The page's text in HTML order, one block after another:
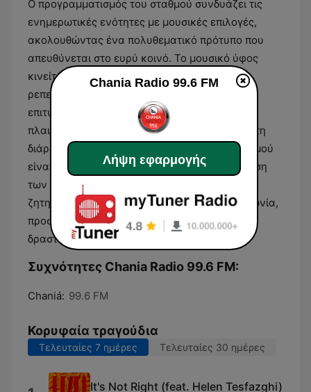
Ο προγραμματισμός του σταθμού συνδυάζει τις
ενημερωτικές ενότητες με μουσικές επιλογές,
ακολουθώντας ένα πολυθεματικό πρότυπο που
απευθύνεται στο ευρύ κοινό. Το μουσικό ύφος
κινείται κυρίως στο πλαίσιο του ελληνικού
ρεπερτορίου, περιλαμβάνοντας σύγχρονες
επιτυχίες αλλά και διαχρονικά κομμάτια που
πλαισιώνουν τη ροή του προγράμματος κατά τη
διάρκεια της ημέρας. Ο χαρακτήρας του σταθμού
είναι προσανατολισμένος στην άμεση μετάδοση
των τοπικών ειδήσεων και στην ανάδειξη των
ζητημάτων που απασχολούν την τοπική κοινωνία,
προσφέροντας μια ολοκληρωμένη εικόνα της
δραστηριότητας στην περιοχή.
Συχνότητες Chania Radio 99.6 FM:
Chaniá: 99.6 FM
Κορυφαία τραγούδια
Τελευταίες 7 ημέρες Τελευταίες 30 ημέρες
It's Not Right (feat. Helen Tesfazghi)
Chania Radio 99.6 FM
Λήψη εφαρμογής